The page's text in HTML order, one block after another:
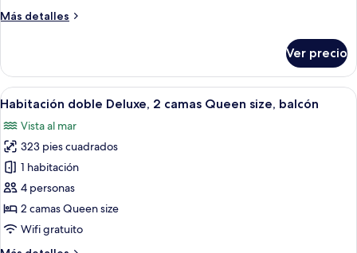
King
Más detalles
Más
Deluxe,
cama
size,
balcón
Ver precio
Abrir
todas
las
fotos
de
Habitación
doble
Deluxe,
Habitación de hotel con dos camas,
8
Habitación doble Deluxe, 2 camas Queen size, balcón
Vista al mar
323 pies cuadrados
1 habitación
4 personas
2 camas Queen size
Wifi gratuito